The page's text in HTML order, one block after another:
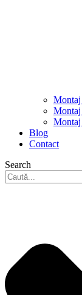
Montaj
Montaj
Blog
Contact
Search